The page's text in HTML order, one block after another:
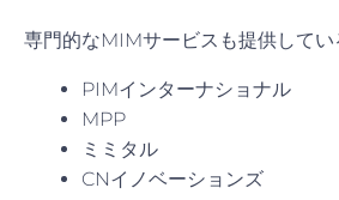
専門的なMIMサービスも提供してい
PIMインターナショナル
MPP
ミミタル
CNイノベーションズ